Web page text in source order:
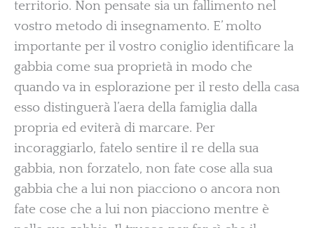
territorio. Non pensate sia un fallimento nel
vostro metodo di insegnamento. E’ molto
importante per il vostro coniglio identificare la
gabbia come sua proprietà in modo che
quando va in esplorazione per il resto della casa
esso distinguerà l’aera della famiglia dalla
propria ed eviterà di marcare. Per
incoraggiarlo, fatelo sentire il re della sua
gabbia, non forzatelo, non fate cose alla sua
gabbia che a lui non piacciono o ancora non
fate cose che a lui non piacciono mentre è